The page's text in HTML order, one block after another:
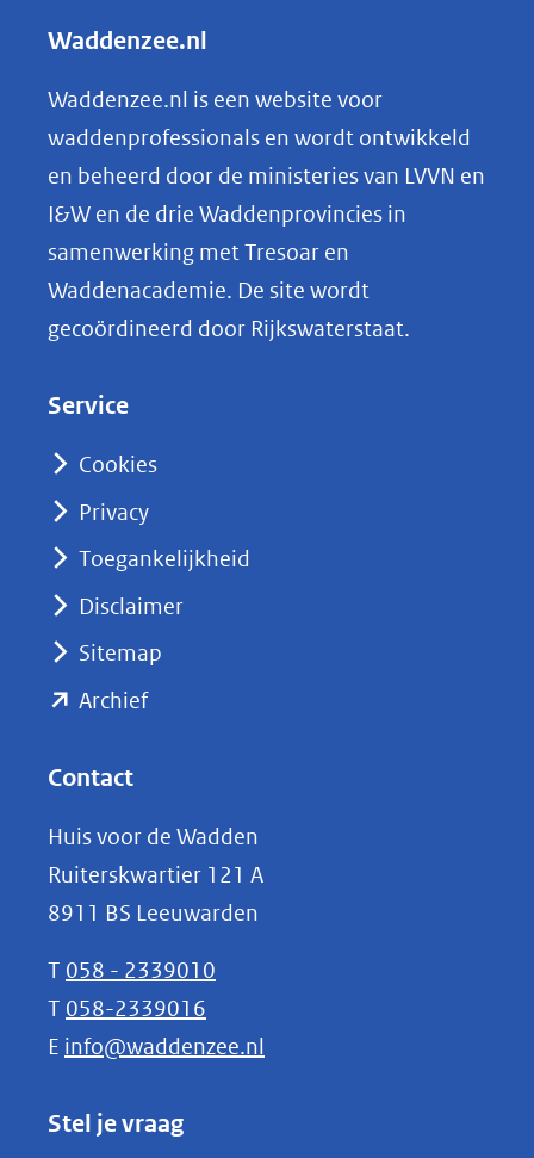
e
n
o
p
k
e
nieuw
naar
Waddenzee.nl
Waddenzee.nl is een website voor
waddenprofessionals en wordt ontwikkeld
en beheerd door de ministeries van LVVN en
I&W en de drie Waddenprovincies in
samenwerking met Tresoar en
Waddenacademie. De site wordt
gecoördineerd door Rijkswaterstaat.
Service
Cookies
Privacy
Toegankelijkheid
Disclaimer
Sitemap
Archief(opent
(verwijst
naar
een
andere
website)
Contact
Huis voor de Wadden
Ruiterskwartier 121 A
8911 BS Leeuwarden
T 058 - 2339010
T 058-2339016
E info@waddenzee.nl
Stel je vraag